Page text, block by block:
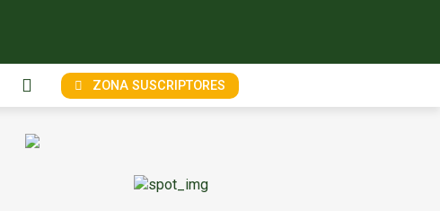
ZONA SUSCRIPTORES